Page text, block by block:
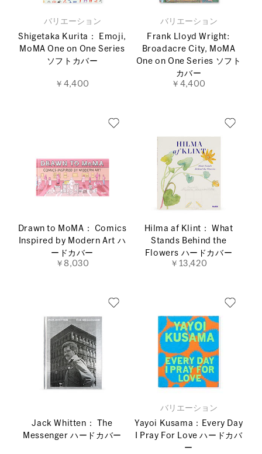
バリエーション
Shigetaka Kurita： Emoji,
MoMA One on One Series
ソフトカバー
￥4,400
バリエーション
Frank Lloyd Wright:
Broadacre City, MoMA
One on One Series ソフト
カバー
￥4,400
Drawn to MoMA： Comics
Inspired by Modern Art ハ
ードカバー
￥8,030
Hilma af Klint： What
Stands Behind the
Flowers ハードカバー
￥13,420
Jack Whitten： The
Messenger ハードカバー
バリエーション
Yayoi Kusama：Every Day
I Pray For Love ハードカバ
ー